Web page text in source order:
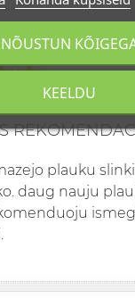
plauku
daug nauju
KEELDU
NÕUSTUN